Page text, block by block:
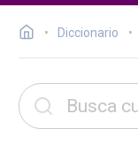
Diccionario